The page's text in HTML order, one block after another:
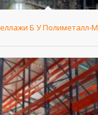
Б У Полиметалл-М